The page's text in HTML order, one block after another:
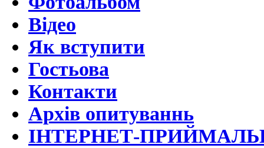
Відео
Як вступити
Гостьова
Контакти
Архів опитуваннь
ІНТЕРНЕТ-